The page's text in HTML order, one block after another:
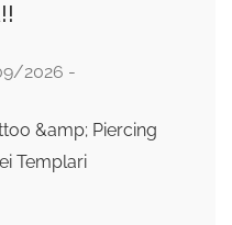
2026 -
&amp; Piercing
Templari